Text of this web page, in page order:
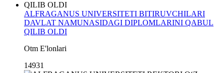
ALFRAGANUS UNIVERSITETI BITIRUVCHILARI
DAVLAT NAMUNASIDAGI DIPLOMLARINI QABUL
QILIB OLDI
Otm E'lonlari
14931